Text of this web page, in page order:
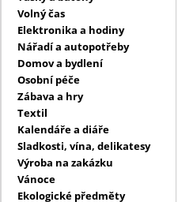
Volný čas
Elektronika a hodiny
Nářadí a autopotřeby
Domov a bydlení
Osobní péče
Zábava a hry
Textil
Kalendáře a diáře
Sladkosti, vína, delikatesy
Výroba na zakázku
Vánoce
Ekologické předměty